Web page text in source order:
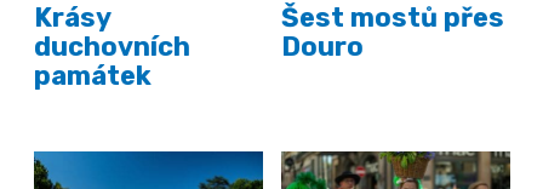
Krásy
duchovních
památek
Šest mostů přes
Douro